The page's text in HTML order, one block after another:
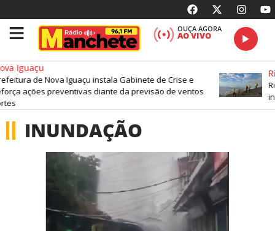
OUÇA AGORA
AO VIVO
Iguaçu
de Nova Iguaçu instala Gabinete de Crise e
ações preventivas diante da previsão de ventos
INUNDAÇÃO